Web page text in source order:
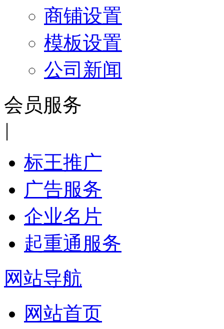
商铺设置
模板设置
公司新闻
会员服务
|
标王推广
广告服务
企业名片
起重通服务
网站导航
网站首页